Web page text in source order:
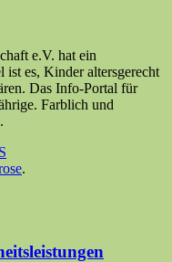
e.V. hat ein
es, Kinder altersgerecht
Das Info-Portal für
Farblich und
.